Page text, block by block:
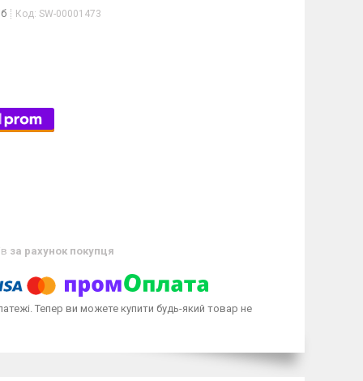
Код: SW-00001473
за рахунок покупця
Тепер ви можете купити будь-який товар не